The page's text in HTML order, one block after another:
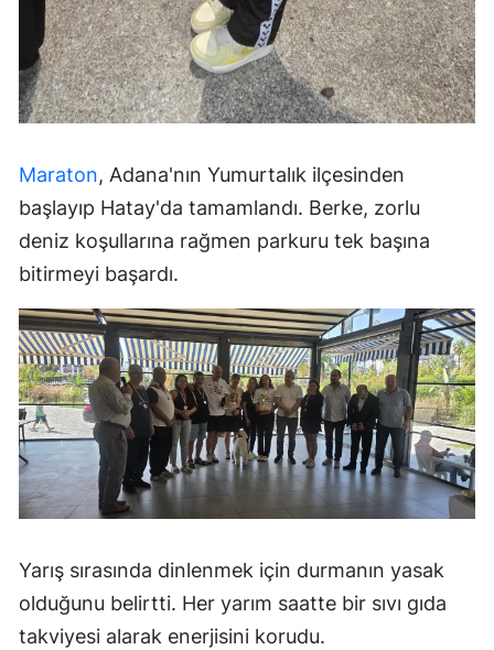
Maraton, Adana'nın Yumurtalık ilçesinden
başlayıp Hatay'da tamamlandı. Berke, zorlu
deniz koşullarına rağmen parkuru tek başına
bitirmeyi başardı.
Yarış sırasında dinlenmek için durmanın yasak
olduğunu belirtti. Her yarım saatte bir sıvı gıda
takviyesi alarak enerjisini korudu.